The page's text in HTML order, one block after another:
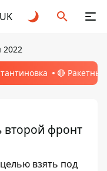
UK
2022
🔴
второй фронт
взять под